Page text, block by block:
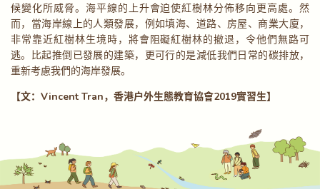
候變化所威脅。海平線的上升會迫使紅樹林分佈移向更高處。然
而，當海岸線上的人類發展，例如填海、道路、房屋、商業大廈，
非常靠近紅樹林生境時，將會阻礙紅樹林的撤退，令他們無路可
逃。比起推倒已發展的建築，更可行的是減低我們日常的碳排放，
重新考慮我們的海岸發展。
【文：Vincent Tran，香港戶外生態教育協會2019實習生】